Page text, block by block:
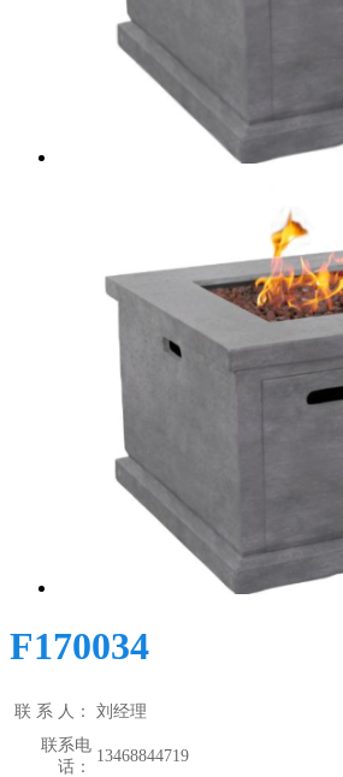
F170034
联 系 人：
刘经理
联系电
话：
13468844719